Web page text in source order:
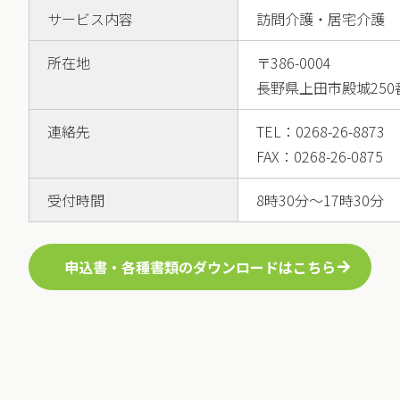
サービス内容 訪問介護・居宅介護
所在地
〒386-0004
長野県上田市殿城250
連絡先
TEL：0268-26-8873
FAX：0268-26-0875
受付時間 8時30分〜17時30分
申込書・各種書類のダウンロードはこちら